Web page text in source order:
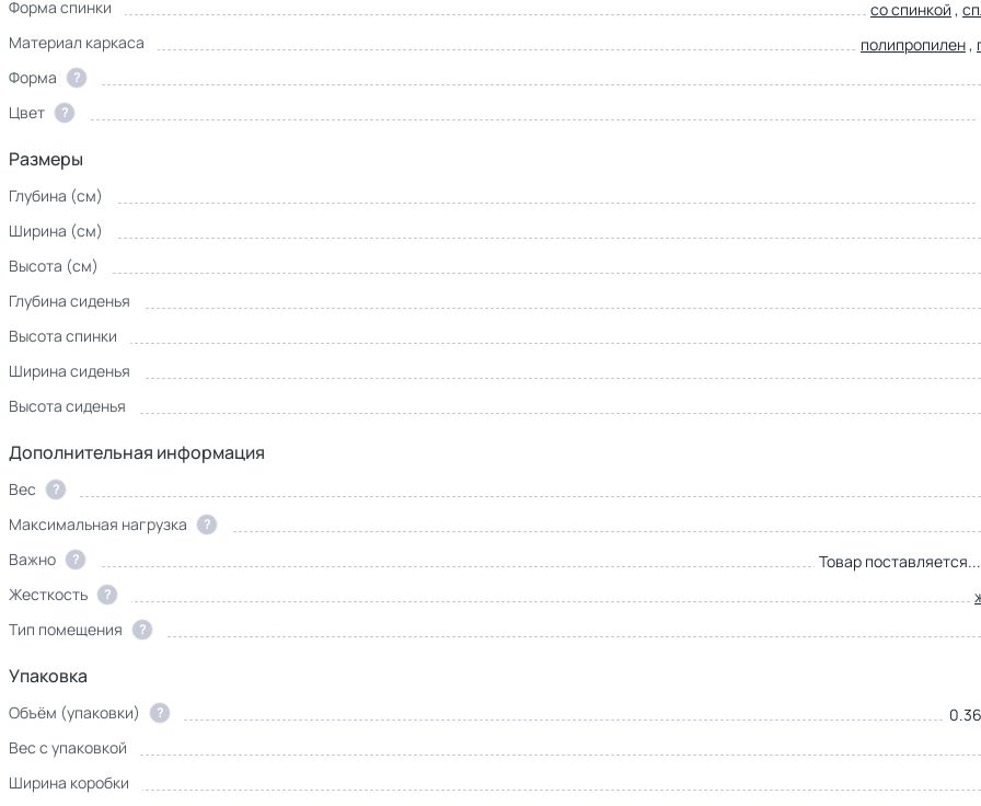
Форма спинки
со спинкой ,
Материал каркаса
полипропилен,
Форма
?
Цвет
?
Размеры
Глубина (см)
Ширина (см)
Высота (см)
Глубина сиденья
Высота спинки
Ширина сиденья
Высота сиденья
Дополнительная информация
Вес ?
Максимальная нагрузка
?
Важно
? Товар поставляется...
Жесткость ?
Тип помещения
?
Упаковка
Объём (упаковки) ?
Вес с упаковкой
Ширина коробки